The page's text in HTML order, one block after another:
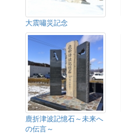
大震嘯災記念
鹿折津波記憶石～未来へ
の伝言～